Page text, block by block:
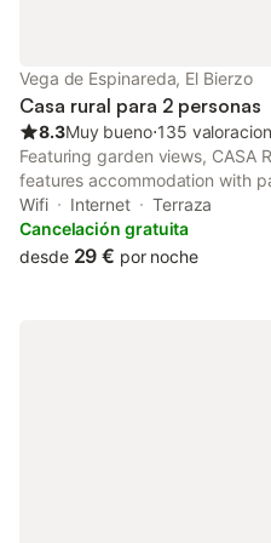
Vega de Espinareda, El Bierzo
Casa rural para 2 personas
8.3Muy bueno⋅135
Featuring garden views, CASA
features accommodation with
Médulas Roman Mines. There
holiday home for the
Wifi Internet
Terraza
Cancelación gratuita
desde 29 € por noche